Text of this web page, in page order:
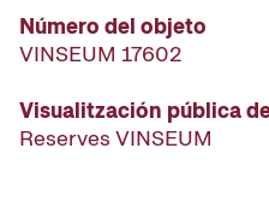
Número del objeto
VINSEUM 17602
Visualitzación pública
Reserves VINSEUM